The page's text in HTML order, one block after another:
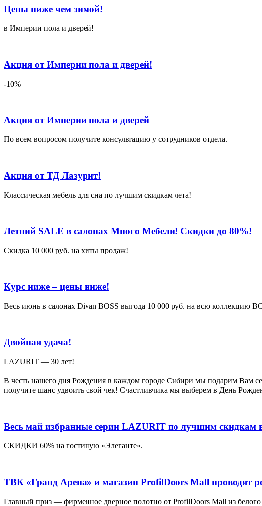
центр
ТВК
Арена.
фирменных
Различные
каталог
Магазины
столы,
в
Цены ниже чем зимой!
в Империи пола и дверей!
Акция от Империи пола и дверей!
-10%
Акция от Империи пола и дверей
По всем вопросом получите консультацию у сотрудников отдела.
Акция от ТД Лазурит!
Классическая мебель для сна по лучшим скидкам лета!
Летний SALE в салонах Много Мебели! Скидки до 80%!
Скидка 10 000 руб. на хиты продаж!
Курс ниже – цены ниже!
Весь июнь в салонах Divan BOSS выгода 10 000 руб. на всю коллекцию
Двойная удача!
LAZURIT — 30 лет!
В честь нашего дня Рождения в каждом городе Сибири мы подарим Вам
получите шанс удвоить свой чек! Счастливчика мы выберем в День
Весь май избранные серии LAZURIT по лучшим скидкам
СКИДКИ 60% на гостиную «Элеганте».
ТВК «Гранд Арена» и магазин ProfilDoors Маll проводят
Главный приз — фирменное дверное полотно от ProfilDoors Маll из белого